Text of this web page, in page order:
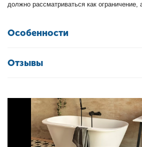
должно рассматриваться как ограничение,
Особенности
Отзывы